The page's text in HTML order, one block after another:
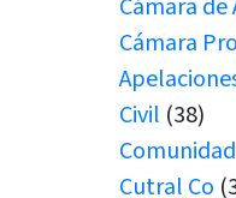
Cámara
Cámara
Civil (38)
Comunidad
Cutral Co